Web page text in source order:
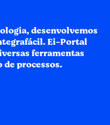
desenvolvemos
Ei-Portal
ferramentas
processos.